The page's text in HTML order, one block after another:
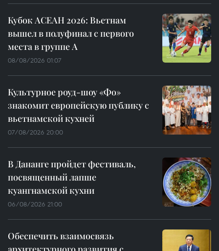
Кубок АСЕАН 2026: Вьетнам
вышел в полуфинал с первого
места в группе A
08/08/2026 01:07
Культурное роуд-шоу «Фо»
знакомит европейскую публику с
вьетнамской кухней
07/08/2026 20:00
В Дананге пройдет фестиваль,
посвященный лапше
куангнамской кухни
06/08/2026 21:00
Обеспечить взаимосвязь